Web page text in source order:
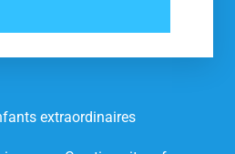
extraordinaires